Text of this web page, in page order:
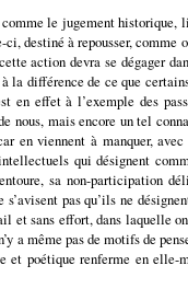
le jugement historique,
destiné à repousser, comme
action devra se dégager
la différence de ce que
en effet à l’exemple des
nous, mais encore un tel
en viennent à manquer,
qui désignent
sa non-participation
pas qu’ils ne
et sans effort, dans laquelle
a même pas de motifs de
poétique renferme en elle-